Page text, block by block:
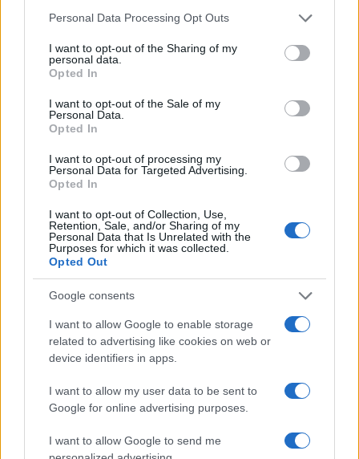
Please note that this website/app uses one or more Google
not limited to your visit or usage behaviour. You may click to
grant or deny consent to Google and its third-party tags to
use your data for below specified purposes in below Google
consent section.
Personal Data Processing Opt Outs
I want to opt-out of the Sharing of my
personal data.
Opted In
I want to opt-out of the Sale of my
Personal Data.
Opted In
I want to opt-out of processing my
Personal Data for Targeted Advertising.
Opted In
I want to opt-out of Collection, Use,
Retention, Sale, and/or Sharing of my
Personal Data that Is Unrelated with the
Purposes for which it was collected.
Opted Out
Google consents
I want to allow Google to enable storage
related to advertising like cookies on web or
device identifiers in apps.
I want to allow my user data to be sent to
Google for online advertising purposes.
I want to allow Google to send me
Staff